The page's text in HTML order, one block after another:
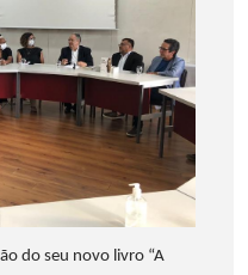
do seu novo livro “A